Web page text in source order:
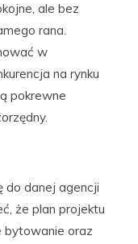
ale bez
rana.
w
na rynku
pokrewne
do danej agencji
że plan projektu
bytowanie oraz